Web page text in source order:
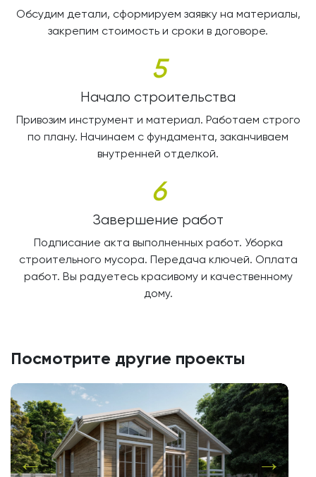
Обсудим детали, сформируем заявку на материалы,
закрепим стоимость и сроки в договоре.
5
Начало строительства
Привозим инструмент и материал. Работаем строго
по плану. Начинаем с фундамента, заканчиваем
внутренней отделкой.
6
Завершение работ
Подписание акта выполненных работ. Уборка
строительного мусора. Передача ключей. Оплата
работ. Вы радуетесь красивому и качественному
дому.
Посмотрите другие проекты